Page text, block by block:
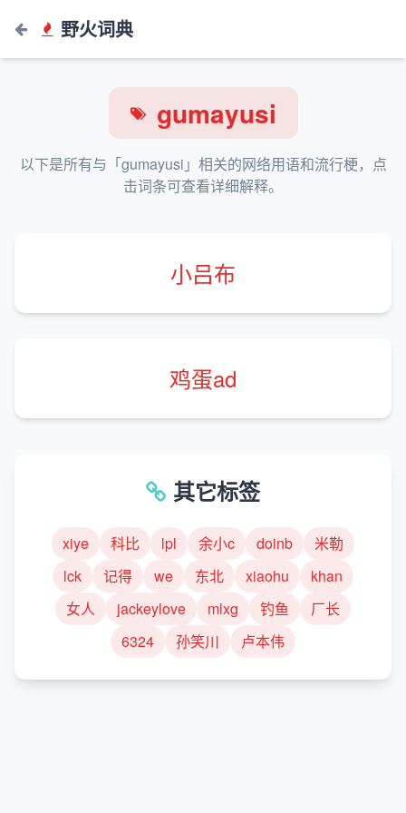
野火词典
gumayusi
以下是所有与「gumayusi」相关的网络用语和流行梗，点
击词条可查看详细解释。
小吕布
鸡蛋ad
其它标签
xiye 科比 lpl 余小c doinb
米勒
lck
记得 we 东北 xiaohu
khan
女人
jackeylove mlxg 钓鱼
厂长
6324
孙笑川 卢本伟